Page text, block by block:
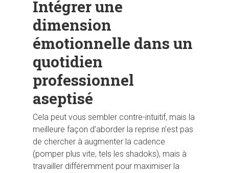
Intégrer une
dimension
émotionnelle dans un
quotidien
professionnel
aseptisé
Cela peut vous sembler contre-intuitif, mais la
meilleure façon d’aborder la reprise n’est pas
de chercher à augmenter la cadence
(pomper plus vite, tels les shadoks), mais à
travailler différemment pour maximiser la